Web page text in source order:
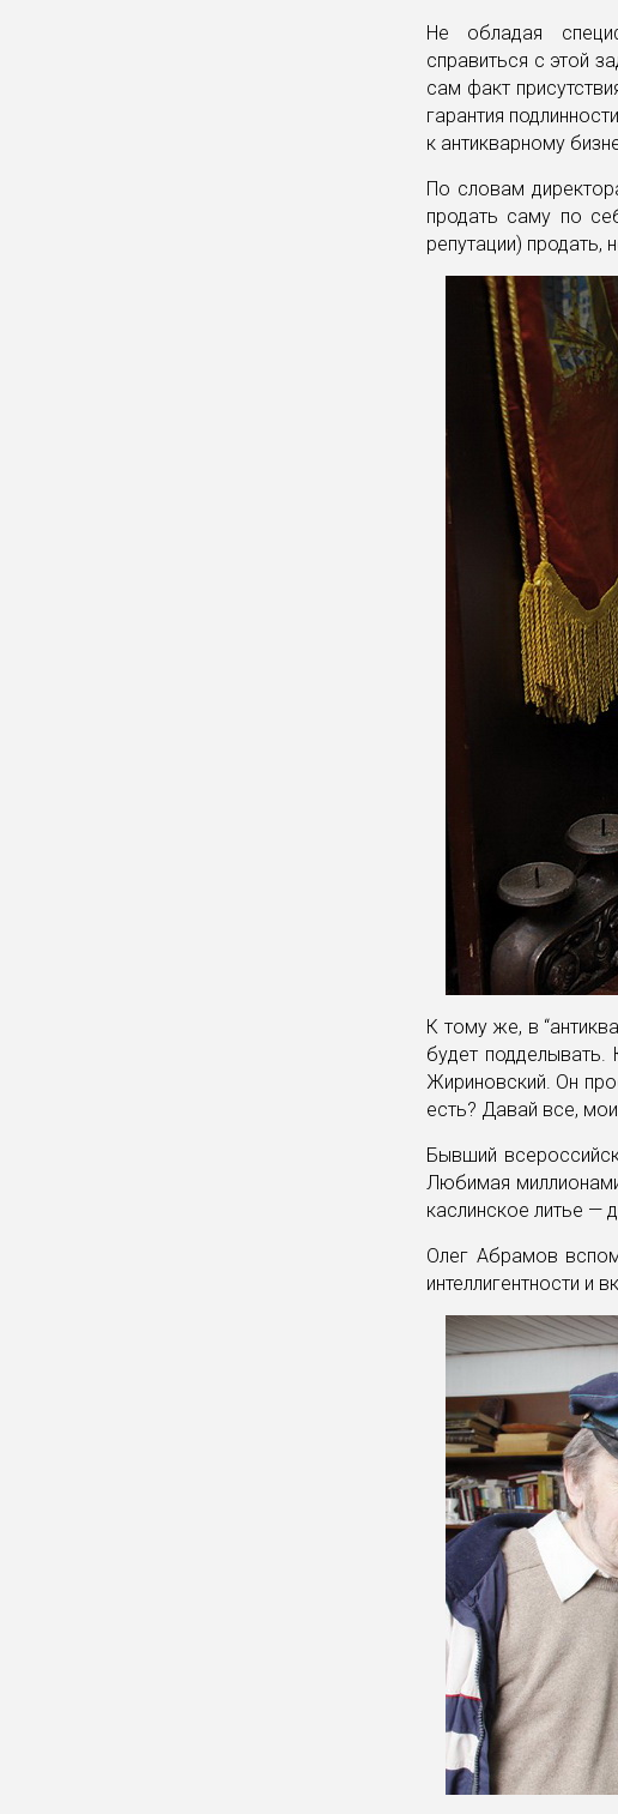
Не обладая
справиться с этой
сам факт
гарантия
к антикварному
По словам
продать саму по
репутации) продать,
К тому же, в
будет
Жириновский. Он
есть? Давай все,
Бывший
Любимая
каслинское литье —
Олег Абрамов
интеллигентности и